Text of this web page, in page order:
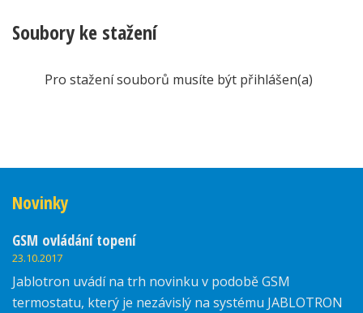
Soubory ke stažení
Pro stažení souborů musíte být přihlášen(a)
Novinky
GSM ovládání topení
23.10.2017
Jablotron uvádí na trh novinku v podobě GSM
termostatu, který je nezávislý na systému JABLOTRON